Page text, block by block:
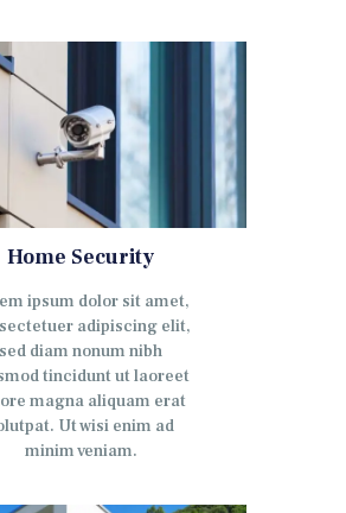
Home Security
ipsum dolor sit amet,
adipiscing elit,
sed diam nonum nibh
tincidunt ut laoreet
magna aliquam erat
Ut wisi enim ad
minim veniam.